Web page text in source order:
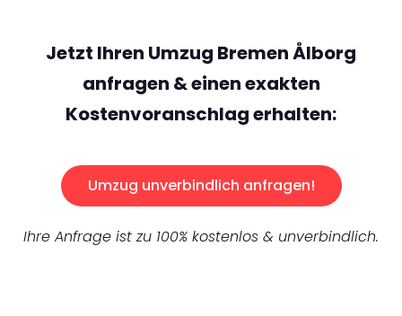
Jetzt Ihren Umzug Bremen Ålborg
anfragen & einen exakten
Kostenvoranschlag erhalten:
Umzug unverbindlich anfragen!
Ihre Anfrage ist zu 100% kostenlos & unverbindlich.